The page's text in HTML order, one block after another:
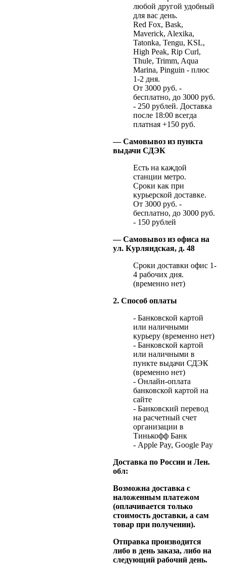
любой другой удобный
для вас день.
Red Fox, Bask,
Maverick, Alexika,
Tatonka, Tengu, KSL,
High Peak, Rip Curl,
Thule, Trimm, Aqua
Marina, Pinguin - плюс
1-2 дня.
От 3000 руб. -
бесплатно, до 3000 руб.
- 250 рублей. Доставка
после 18:00 всегда
платная +150 руб.
— Самовывоз из пункта
выдачи СДЭК
Есть на каждой
станции метро.
Сроки как при
курьерской доставке.
От 3000 руб. -
бесплатно, до 3000 руб.
- 150 рублей
— Самовывоз из офиса на
ул. Курляндская, д. 48
Сроки доставки офис 1-
4 рабочих дня.
(временно нет)
2. Способ оплаты
- Банковской картой
или наличными
курьеру (временно нет)
- Банковской картой
или наличными в
пункте выдачи СДЭК
(временно нет)
- Онлайн-оплата
банковской картой на
сайте
- Банковский перевод
на расчетный счет
организации в
Тинькофф Банк
- Apple Pay, Google Pay
Доставка по России и Лен.
обл:
Возможна доставка с
наложенным платежом
(оплачивается только
стоимость доставки, а сам
товар при получении).
Отправка производится
либо в день заказа, либо на
следующий рабочий день.